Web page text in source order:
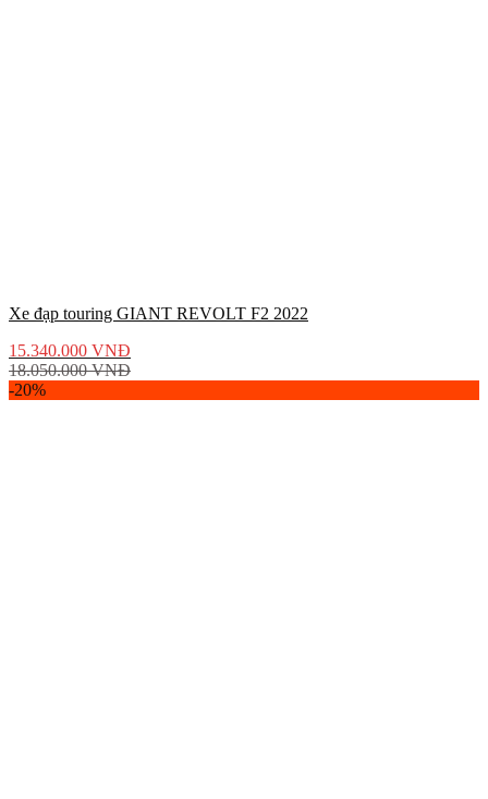
Xe đạp touring GIANT REVOLT F2 2022
15.340.000 VNĐ
18.050.000VNĐ
-20%